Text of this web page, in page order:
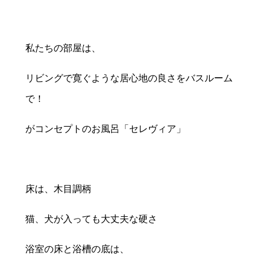
私たちの部屋は、
リビングで寛ぐような居心地の良さをバスルーム
で！
がコンセプトのお風呂「セレヴィア」
床は、木目調柄
猫、犬が入っても大丈夫な硬さ
浴室の床と浴槽の底は、